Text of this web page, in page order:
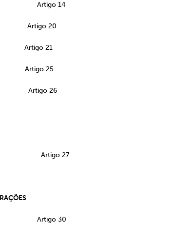
Artigo 14
Artigo 20
Artigo 21
Artigo 25
Artigo 26
27
30